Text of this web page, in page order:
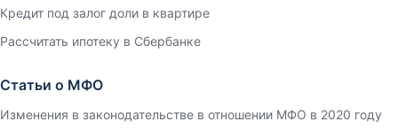
Кредит под залог доли в квартире
Рассчитать ипотеку в Сбербанке
Статьи о МФО
Изменения в законодательстве в отношении МФО в 2020 году